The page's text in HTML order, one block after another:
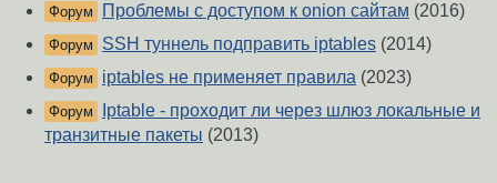
Форум Проблемы с доступом к onion сайтам (2016)
Форум SSH туннель подправить iptables (2014)
Форум iptables не применяет правила (2023)
Форум
Iptable - проходит ли через шлюз локальные и
транзитные пакеты (2013)